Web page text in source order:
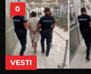
0
VESTI